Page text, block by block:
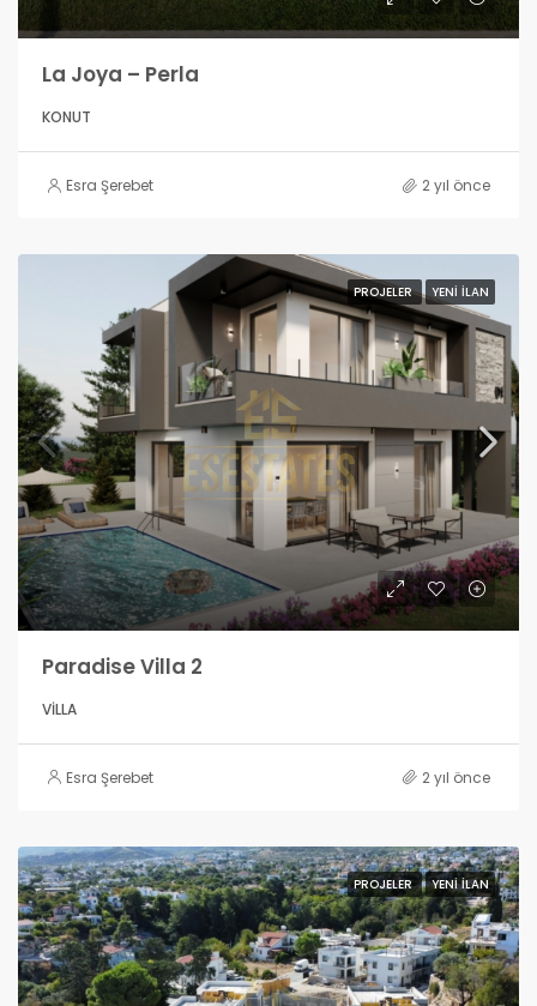
La Joya – Perla
KONUT
Esra Şerebet 2 yıl önce
PROJELER YENI İLAN
Paradise Villa 2
VILLA
Esra Şerebet 2 yıl önce
PROJELER YENI İLAN